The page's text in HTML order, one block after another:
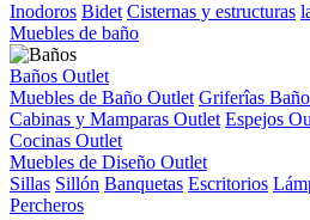
Inodoros Bidet Cisternas y estructuras
Muebles de baño
Baños Outlet
Muebles de Baño Outlet Griferîas
Cabinas y Mamparas Outlet Espejos
Cocinas Outlet
Muebles de Diseño Outlet
Sillas Sillón Banquetas Escritorios
Percheros